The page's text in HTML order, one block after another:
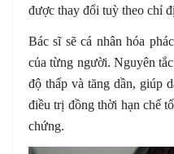
được thay đổi tuỳ theo chỉ
Bác sĩ sẽ cá nhân hóa
của từng người. Nguyên
độ thấp và tăng dần, giúp
điều trị đồng thời hạn chế
chứng.